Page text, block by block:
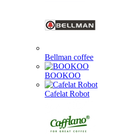
Bellman coffee
BOOKOO
Cafelat Robot